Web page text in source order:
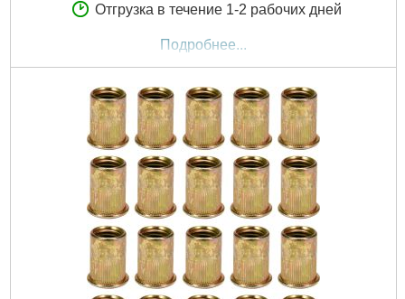
Отгрузка в течение 1-2 рабочих дней
Подробнее...